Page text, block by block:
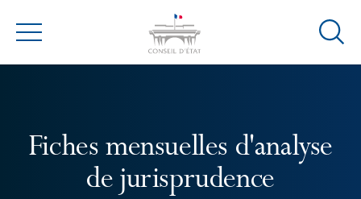
Menu
Ouvrir
Fiches mensuelles d'analyse
de jurisprudence